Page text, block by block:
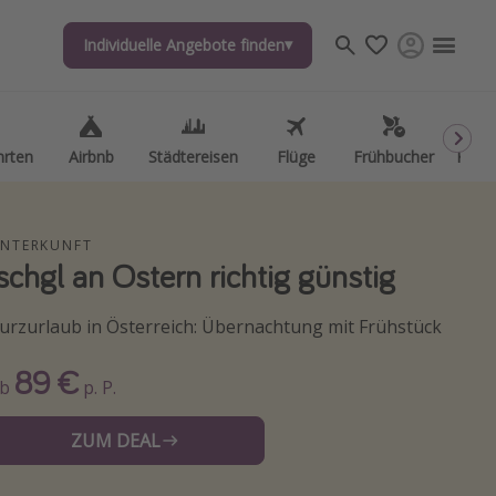
Individuelle Angebote finden
Airbnb Städtereisen Flüge Frühbucher
Individuelle Angebote finden
Airbnb Städtereisen Flüge Frühbucher
an Ostern richtig günstig
in Österreich: Übernachtung mit Frühstück
89 € p. P.
ZUM DEAL